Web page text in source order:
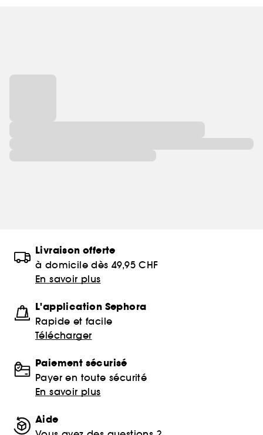
Livraison offerte
à domicile dès 49,95 CHF
En savoir plus
L'application Sephora
Rapide et facile
Télécharger
Paiement sécurisé
Payer en toute sécurité
En savoir plus
Aide